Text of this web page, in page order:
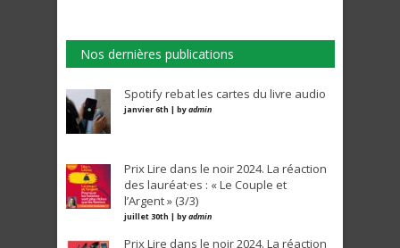
Nos dernières publications
Spotify rebat les cartes du livre audio
janvier 6th | byadmin
Prix Lire dans le noir 2024. La réaction
des lauréat·es : « Le Couple et
l’Argent » (3/3)
juillet 30th | byadmin
Prix Lire dans le noir 2024. La réaction